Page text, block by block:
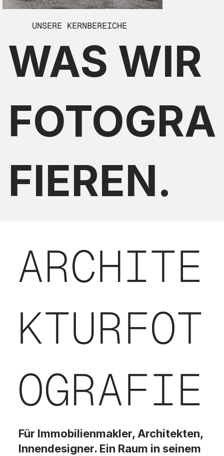
UNSERE KERNBEREICHE
WAS WIR
FOTOGRA
FIEREN.
ARCHITE
KTURFOT
OGRAFIE
Für Immobilienmakler, Architekten,
Innendesigner. Ein Raum in seinem